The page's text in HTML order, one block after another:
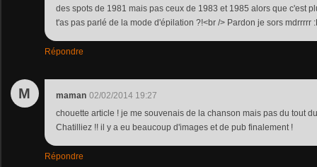
des spots de 1981 mais pas ceux de 1983 et 1985 alors que c'est
t'as pas parlé de la mode d'épilation ?!<br /> Pardon je sors mdrrrrr
Répondre
M maman 02/02/2014 19:27
chouette article ! je me souvenais de la chanson mais pas du tout
Chatilliez !! il y a eu beaucoup d'images et de pub finalement !
Répondre